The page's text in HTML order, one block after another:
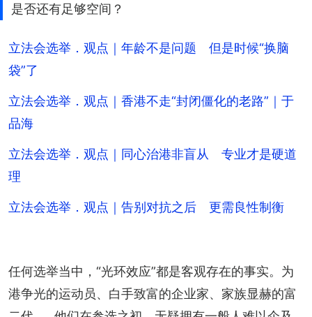
是否还有足够空间？
立法会选举．观点｜年龄不是问题 但是时候“换脑
袋”了
立法会选举．观点｜香港不走“封闭僵化的老路”｜于
品海
立法会选举．观点｜同心治港非盲从 专业才是硬道
理
立法会选举．观点｜告别对抗之后 更需良性制衡
任何选举当中，“光环效应”都是客观存在的事实。为
港争光的运动员、白手致富的企业家、家族显赫的富